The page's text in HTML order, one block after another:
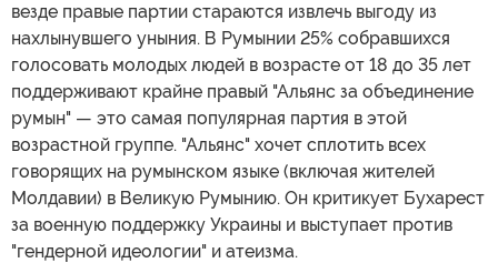
везде правые партии стараются извлечь выгоду из
нахлынувшего уныния. В Румынии 25% собравшихся
голосовать молодых людей в возрасте от 18 до 35 лет
поддерживают крайне правый "Альянс за объединение
румын" — это самая популярная партия в этой
возрастной группе. "Альянс" хочет сплотить всех
говорящих на румынском языке (включая жителей
Молдавии) в Великую Румынию. Он критикует Бухарест
за военную поддержку Украины и выступает против
"гендерной идеологии" и атеизма.